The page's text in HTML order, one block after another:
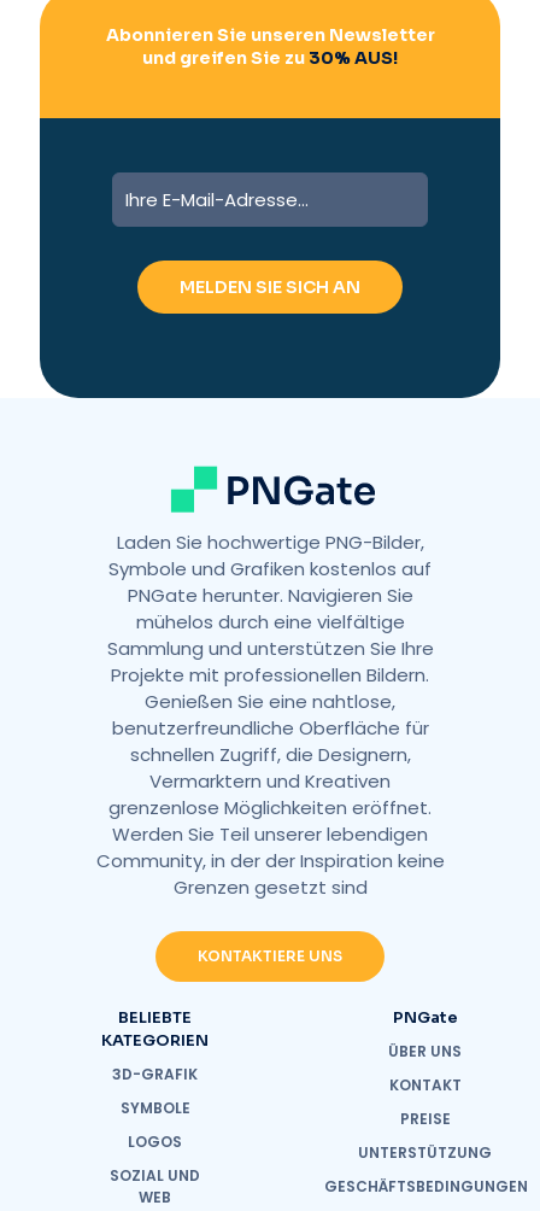
Abonnieren Sie unseren Newsletter
und greifen Sie zu 30% AUS!
Laden Sie hochwertige PNG-Bilder,
Symbole und Grafiken kostenlos auf
PNGate herunter. Navigieren Sie
mühelos durch eine vielfältige
Sammlung und unterstützen Sie Ihre
Projekte mit professionellen Bildern.
Genießen Sie eine nahtlose,
benutzerfreundliche Oberfläche für
schnellen Zugriff, die Designern,
Vermarktern und Kreativen
grenzenlose Möglichkeiten eröffnet.
Werden Sie Teil unserer lebendigen
Community, in der der Inspiration keine
Grenzen gesetzt sind
KONTAKTIERE UNS
BELIEBTE
KATEGORIEN
3D-GRAFIK
SYMBOLE
LOGOS
SOZIAL UND
WEB
PNGate
ÜBER UNS
KONTAKT
PREISE
UNTERSTÜTZUNG
GESCHÄFTSBEDINGUNGEN